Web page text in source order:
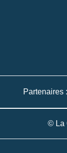
Partenaires :
© La